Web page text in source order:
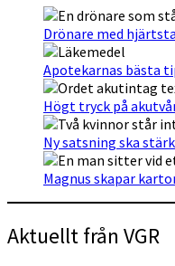
Drönare med
Apotekarnas bästa
Högt tryck på
Ny satsning ska
Magnus skapar
Aktuellt från VGR